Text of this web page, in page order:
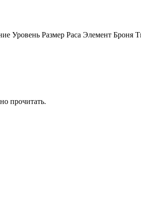
Уровень Размер Раса Элемент Броня
прочитать.